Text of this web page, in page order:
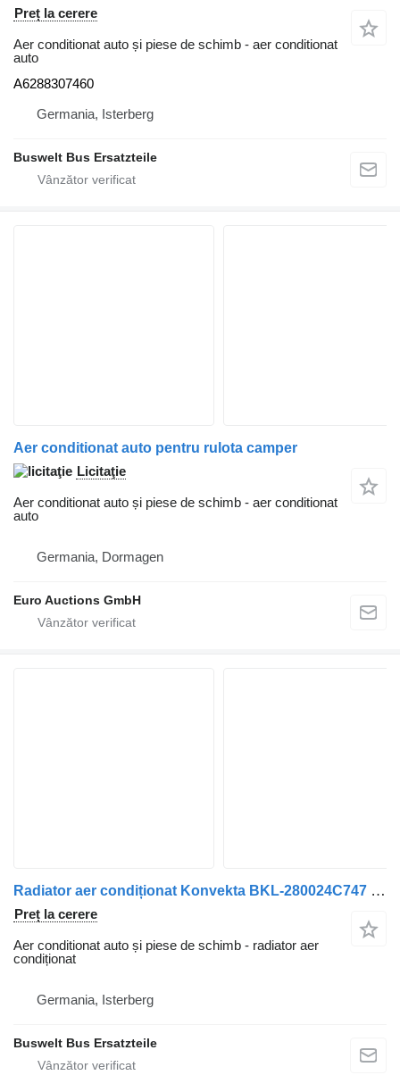
Preț la cerere
Aer conditionat auto și piese de schimb - aer conditionat
auto
A6288307460
Germania, Isterberg
Buswelt Bus Ersatzteile
Aer conditionat auto pentru rulota camper
Licitaţie
Aer conditionat auto și piese de schimb - aer conditionat
auto
Germania, Dormagen
Euro Auctions GmbH
Radiator aer condiționat Konvekta BKL-280024C747 141SV029K Neoplan Skyliner 2019 pentru autobuz Neoplan Skyliner
Preț la cerere
Aer conditionat auto și piese de schimb - radiator aer
condiționat
Germania, Isterberg
Buswelt Bus Ersatzteile